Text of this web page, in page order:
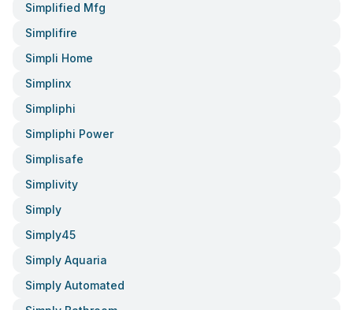
Simplified Mfg
Simplifire
Simpli Home
Simplinx
Simpliphi
Simpliphi Power
Simplisafe
Simplivity
Simply
Simply45
Simply Aquaria
Simply Automated